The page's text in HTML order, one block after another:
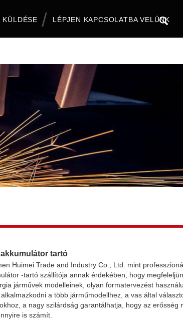
KÜLDÉSE LÉPJEN KAPCSOLATBA VELÜNK
tartó
Huimei Trade and Industry Co., Ltd. mint
-tartó szállítója annak érdekében, hogy
járművek modelleinek, olyan formatervezést
a több járműmodellhez, a vas által
a nagy szilárdság garantálhatja, hogy az erősség
is számít.